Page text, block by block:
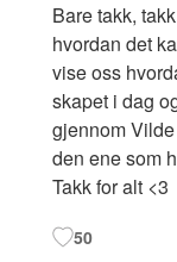
Bare takk,
hvordan det
vise oss
skapet i dag
gjennom
den ene som
Takk for alt <3
50